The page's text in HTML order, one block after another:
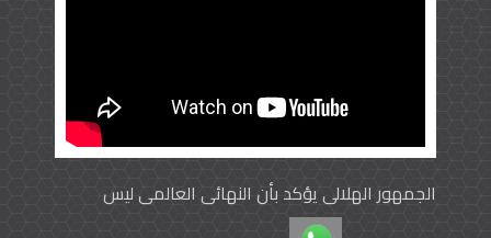
الجمهور الهلالي يؤكد بأن النهائي العالمي ليس
مستحيلا